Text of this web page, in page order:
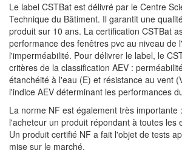
Le label CSTBat est délivré par le Centre
Technique du Bâtiment. Il garantit une
produit sur 10 ans. La certification CSTBat
performance des fenêtres pvc au niveau de
l'imperméabilité. Pour délivrer le label, le
critères de la classification AEV :
étanchéité à l'eau (E) et résistance au vent
l'indice AEV déterminant les performances
La norme NF est également très importante
l'acheteur un produit répondant à toutes les
Un produit certifié NF a fait l'objet de tests
mise sur le marché.